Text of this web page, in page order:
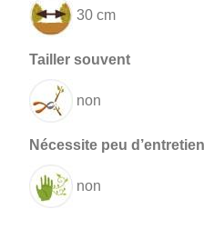
30 cm
non
non